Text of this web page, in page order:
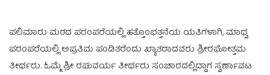
ಪಲಿಮಾರು ಮಠದ ಪರಂಪರೆಯಲ್ಲಿ ಹತ್ತೊಂಭತ್ತನೆಯ ಯತಿಗಳಾಗಿ, ಮಾಧ್ವ
ಪರಂಪರೆಯಲ್ಲಿ ಅಪ್ರತಿಮ ಪಂಡಿತರೆಂದು ಖ್ಯಾತರಾದವರು ಶ್ರೀರಘೋತ್ತಮ
ತೀರ್ಥರು. ಓಮ್ಮೆ ಶ್ರೀ ರಘುವರ್ಯ ತೀರ್ಥರು ಸಂಚಾರದಲ್ಲಿದ್ದಾಗ ಸ್ವರ್ಣಾವಟ